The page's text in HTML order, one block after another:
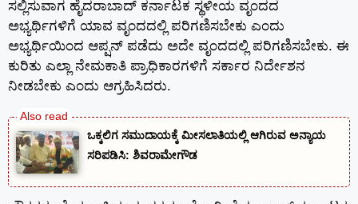
ಸಲ್ಲಿಸುವಾಗ ಹೈದರಾಬಾದ್ ಕರ್ನಾಟಕ ಸ್ಥಳೀಯ ವೃಂದದ
ಅಭ್ಯರ್ಥಿಗಳಿಗೆ ಯಾವ ವೃಂದದಲ್ಲಿ ಪರಿಗಣಿಸಬೇಕು ಎಂದು
ಅಭ್ಯರ್ಥಿಯಿಂದ ಆಪ್ಷನ್ ಪಡೆದು ಅದೇ ವೃಂದದಲ್ಲಿ ಪರಿಗಣಿಸಬೇಕು. ಈ
ಕುರಿತು ಎಲ್ಲಾ ನೇಮಕಾತಿ ಪ್ರಾಧಿಕಾರಗಳಿಗೆ ಸರ್ಕಾರ ನಿರ್ದೇಶನ
ನೀಡಬೇಕು ಎಂದು ಆಗ್ರಹಿಸಿದರು.
ಒಕ್ಕಲಿಗ ಸಮುದಾಯಕ್ಕೆ ಮೀಸಲಾತಿಯಲ್ಲಿ ಆಗಿರುವ ಅನ್ಯಾಯ
ಸರಿಪಡಿಸಿ: ಶಿವರಾಮೇಗೌಡ